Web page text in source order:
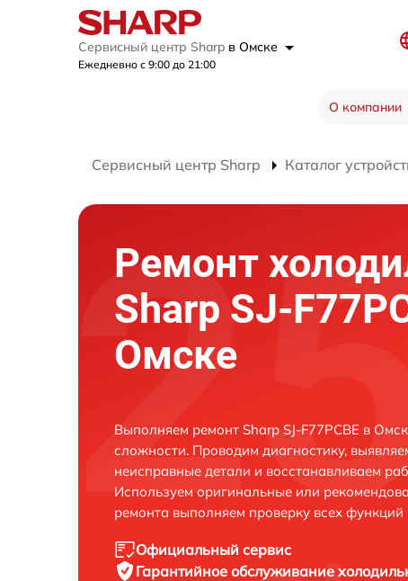
Сервисный центр Sharp в Омске
Ежедневно с 9:00 до 21:00
О компании
Сервисный центр Sharp Каталог
Ремонт
Sharp SJ-
Омске
Выполняем ремонт Sharp SJ-F77PCBE в
сложности. Проводим диагностику,
неисправные детали и восстанавливаем
Используем оригинальные или
ремонта выполняем проверку всех
Официальный сервис
Гарантийное обслуживание